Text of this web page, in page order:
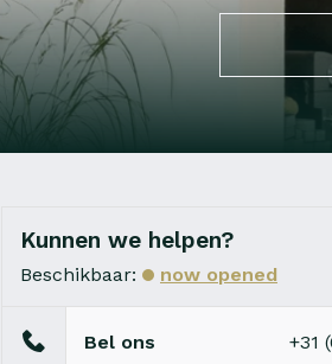
Kunnen we helpen?
Beschikbaar: now opened
Bel ons +31